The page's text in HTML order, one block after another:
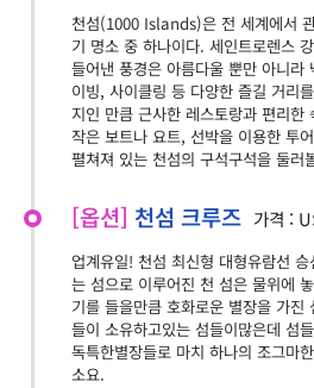
천섬(1000 Islands)은 전 세계에서
기 명소 중 하나이다. 세인트로렌스
들어낸 풍경은 아름다울 뿐만 아니
이빙, 사이클링 등 다양한 즐길 거리
지인 만큼 근사한 레스토랑과 편리한
작은 보트나 요트, 선박을 이용한 투
펼쳐져 있는 천섬의 구석구석을 둘러
[옵션] 천섬 크루즈 가격 :
업계유일! 천섬 최신형 대형유람선
는 섬으로 이루어진 천 섬은 물위에
기를 들을만큼 호화로운 별장을 가진
들이 소유하고있는 섬들이많은데 섬
독특한별장들로 마치 하나의 조그마
소요.